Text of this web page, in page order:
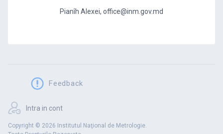
Pianîh Alexei, office@inm.gov.md
Feedback
Intra in cont
Copyright © 2026 Institutul Naţional de Metrologie.